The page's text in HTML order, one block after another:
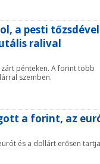
a pesti tőzsdével
ralival
zárt pénteken. A forint több
szemben.
a forint, az
és a dollárt erősen tartja